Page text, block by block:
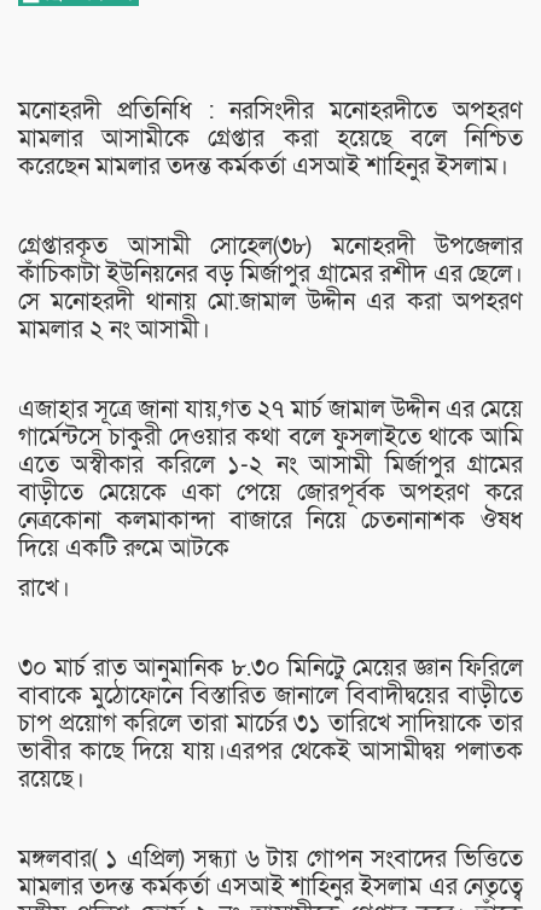
মনোহরদী প্রতিনিধি : নরসিংদীর মনোহরদীতে অপহরণ
মামলার আসামীকে গ্রেপ্তার করা হয়েছে বলে নিশ্চিত
করেছেন মামলার তদন্ত কর্মকর্তা এসআই শাহিনুর ইসলাম।
গ্রেপ্তারকৃত আসামী সোহেল(৩৮) মনোহরদী উপজেলার
কাঁচিকাটা ইউনিয়নের বড় মির্জাপুর গ্রামের রশীদ এর ছেলে।
সে মনোহরদী থানায় মো.জামাল উদ্দীন এর করা অপহরণ
মামলার ২ নং আসামী।
এজাহার সূত্রে জানা যায়,গত ২৭ মার্চ জামাল উদ্দীন এর মেয়ে
গার্মেন্টসে চাকুরী দেওয়ার কথা বলে ফুসলাইতে থাকে আমি
এতে অস্বীকার করিলে ১-২ নং আসামী মির্জাপুর গ্রামের
বাড়ীতে মেয়েকে একা পেয়ে জোরপূর্বক অপহরণ করে
নেত্রকোনা কলমাকান্দা বাজারে নিয়ে চেতনানাশক ঔষধ
দিয়ে একটি রুমে আটকে
রাখে।
৩০ মার্চ রাত আনুমানিক ৮.৩০ মিনিটেু মেয়ের জ্ঞান ফিরিলে
বাবাকে মুঠোফোনে বিস্তারিত জানালে বিবাদীদ্বয়ের বাড়ীতে
চাপ প্রয়োগ করিলে তারা মার্চের ৩১ তারিখে সাদিয়াকে তার
ভাবীর কাছে দিয়ে যায়।এরপর থেকেই আসামীদ্বয় পলাতক
রয়েছে।
মঙ্গলবার( ১ এপ্রিল) সন্ধ্যা ৬ টায় গোপন সংবাদের ভিত্তিতে
মামলার তদন্ত কর্মকর্তা এসআই শাহিনুর ইসলাম এর নেতৃত্বে